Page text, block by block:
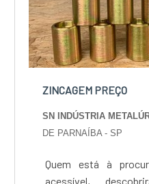
ZINCAGEM PREÇO
SN INDÚSTRIA
DE PARNAÍBA - SP
Quem está à
acessível,